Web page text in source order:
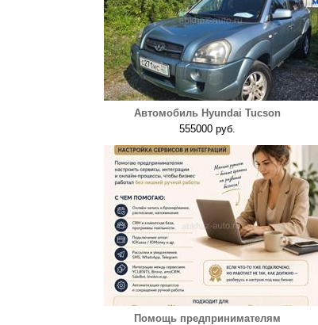
Автомобиль Hyundai Tucson
555000 руб.
Помощь предпринимателям